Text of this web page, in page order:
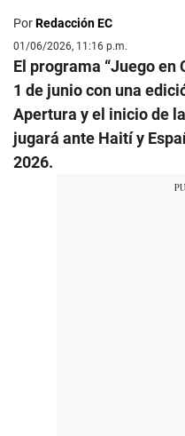
PorRedacción EC
01/06/2026, 11:16 p.m.
El programa “Juego en
1 de junio con una
Apertura y el inicio de
jugará ante Haití y
2026.